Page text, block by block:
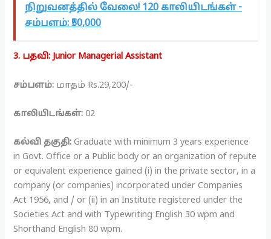
நிறுவனத்தில் வேலை! 120 காலியிடங்கள் -
சம்பளம்: ₹50,000
3. பதவி: Junior Managerial Assistant
சம்பளம்: மாதம் Rs.29,200/-
காலியிடங்கள்: 02
கல்வி தகுதி: Graduate with minimum 3 years experience
in Govt. Office or a Public body or an organization of repute
or equivalent experience gained (i) in the private sector, in a
company (or companies) incorporated under Companies
Act 1956, and / or (ii) in an Institute registered under the
Societies Act and with Typewriting English 30 wpm and
Shorthand English 80 wpm.